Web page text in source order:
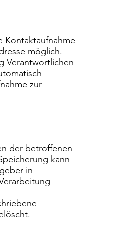
Kontaktaufnahme
möglich.
Verantwortlichen
zur
der betroffenen
kann
in